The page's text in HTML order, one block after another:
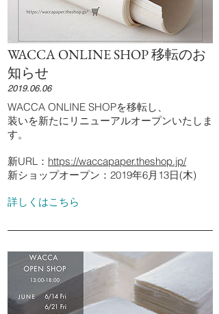
WACCA ONLINE SHOP 移転のお
知らせ
2019.06.06
WACCA ONLINE SHOPを移転し、
装いを新たにリニューアルオープンいたしま
す。
新URL： https://waccapaper.theshop.jp/
新ショップオープン：2019年6月13日(木)
詳しくはこちら